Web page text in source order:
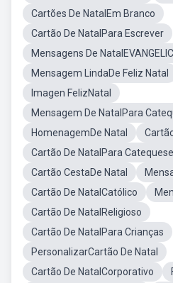
Cartões De NatalEm Branco
Cartão De NatalPara Escrever
Mensagens De
Mensagem LindaDe Feliz Natal
Imagen FelizNatal
Mensagem De NatalPara
HomenagemDe Natal
Cartão De NatalPara Catequese
Cartão CestaDe Natal
Cartão De NatalCatólico
Cartão De NatalReligioso
Cartão De NatalPara Crianças
PersonalizarCartão De Natal
Cartão De NatalCorporativo